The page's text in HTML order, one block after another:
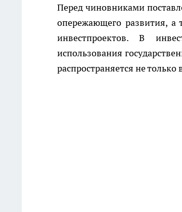
Перед чиновниками
опережающего развития, а
инвестпроектов. В
использования
распространяется не